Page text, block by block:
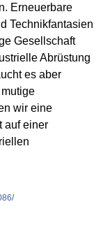
Erneuerbare
Technikfantasien
Gesellschaft
Abrüstung
es aber
wir eine
auf einer